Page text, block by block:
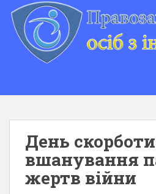
День скорботи
вшанування
жертв війни